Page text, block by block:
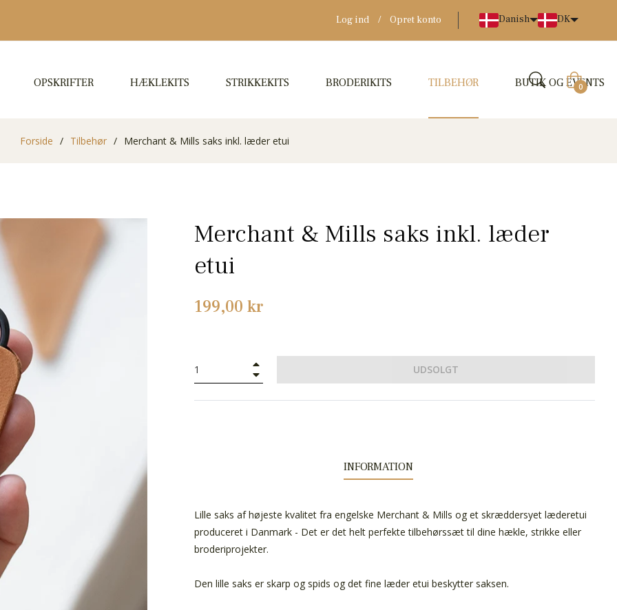
Log ind / Opret konto Danish DK
OPSKRIFTER HÆKLEKITS STRIKKEKITS BRODERIKITS TILBEHØR BUTIK OG EVENTS
0
Forside / Tilbehør / Merchant & Mills saks inkl. læder etui
Merchant & Mills saks inkl. læder
etui
Normalpris
199,00 kr
UDSOLGT
INFORMATION
Lille saks af højeste kvalitet fra engelske Merchant & Mills og et skræddersyet læderetui
produceret i Danmark - Det er det helt perfekte tilbehørssæt til dine hækle, strikke eller
broderiprojekter.
Den lille saks er skarp og spids og det fine læder etui beskytter saksen.